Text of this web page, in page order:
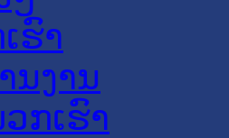
ຮົາ
ນງານ
ກເຮົາ